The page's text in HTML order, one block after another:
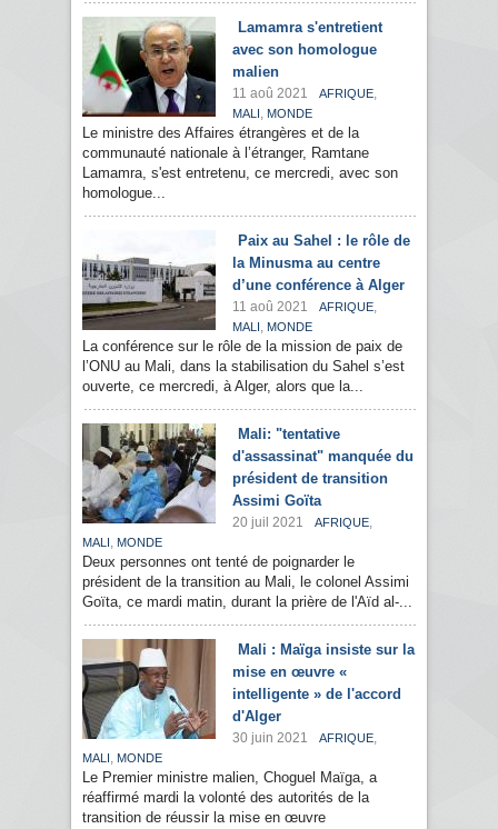
Lamamra s'entretient
avec son homologue
malien
11 aoû 2021 AFRIQUE,
MALI , MONDE
Le ministre des Affaires étrangères et de la
communauté nationale à l’étranger, Ramtane
Lamamra, s'est entretenu, ce mercredi, avec son
homologue...
Paix au Sahel : le rôle de
la Minusma au centre
d’une conférence à Alger
11 aoû 2021 AFRIQUE,
MALI , MONDE
La conférence sur le rôle de la mission de paix de
l’ONU au Mali, dans la stabilisation du Sahel s’est
ouverte, ce mercredi, à Alger, alors que la...
Mali: "tentative
d'assassinat" manquée du
président de transition
Assimi Goïta
20 juil 2021 AFRIQUE,
MALI , MONDE
Deux personnes ont tenté de poignarder le
président de la transition au Mali, le colonel Assimi
Goïta, ce mardi matin, durant la prière de l'Aïd al-...
Mali : Maïga insiste sur la
mise en œuvre «
intelligente » de l'accord
d'Alger
30 juin 2021 AFRIQUE,
MALI , MONDE
Le Premier ministre malien, Choguel Maïga, a
réaffirmé mardi la volonté des autorités de la
transition de réussir la mise en œuvre